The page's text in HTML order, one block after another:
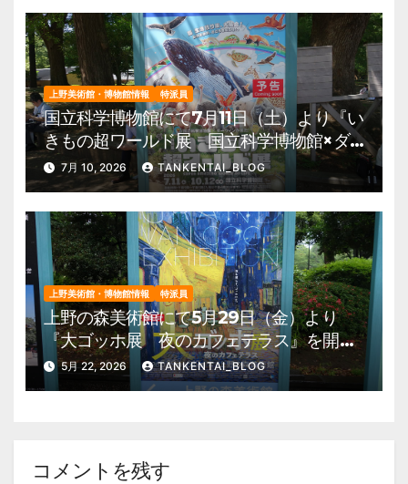
上野美術館・博物館情報 特派員
国立科学博物館にて7月11日（土）より『い
きもの超ワールド展 国立科学博物館×ダ
ーウィンが来た！』を開催。 上野公園
美術館・博物館 混雑情報他
7月 10, 2026 TANKENTAI_BLOG
上野美術館・博物館情報 特派員
上野の森美術館にて5月29日（金）より
『大ゴッホ展 夜のカフェテラス』を開
催。 上野公園 美術館・博物館 混雑情
報他
5月 22, 2026 TANKENTAI_BLOG
コメントを残す